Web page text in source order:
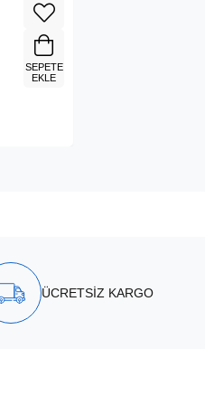
SEPETE
EKLE
ÜCRETSİZ KARGO